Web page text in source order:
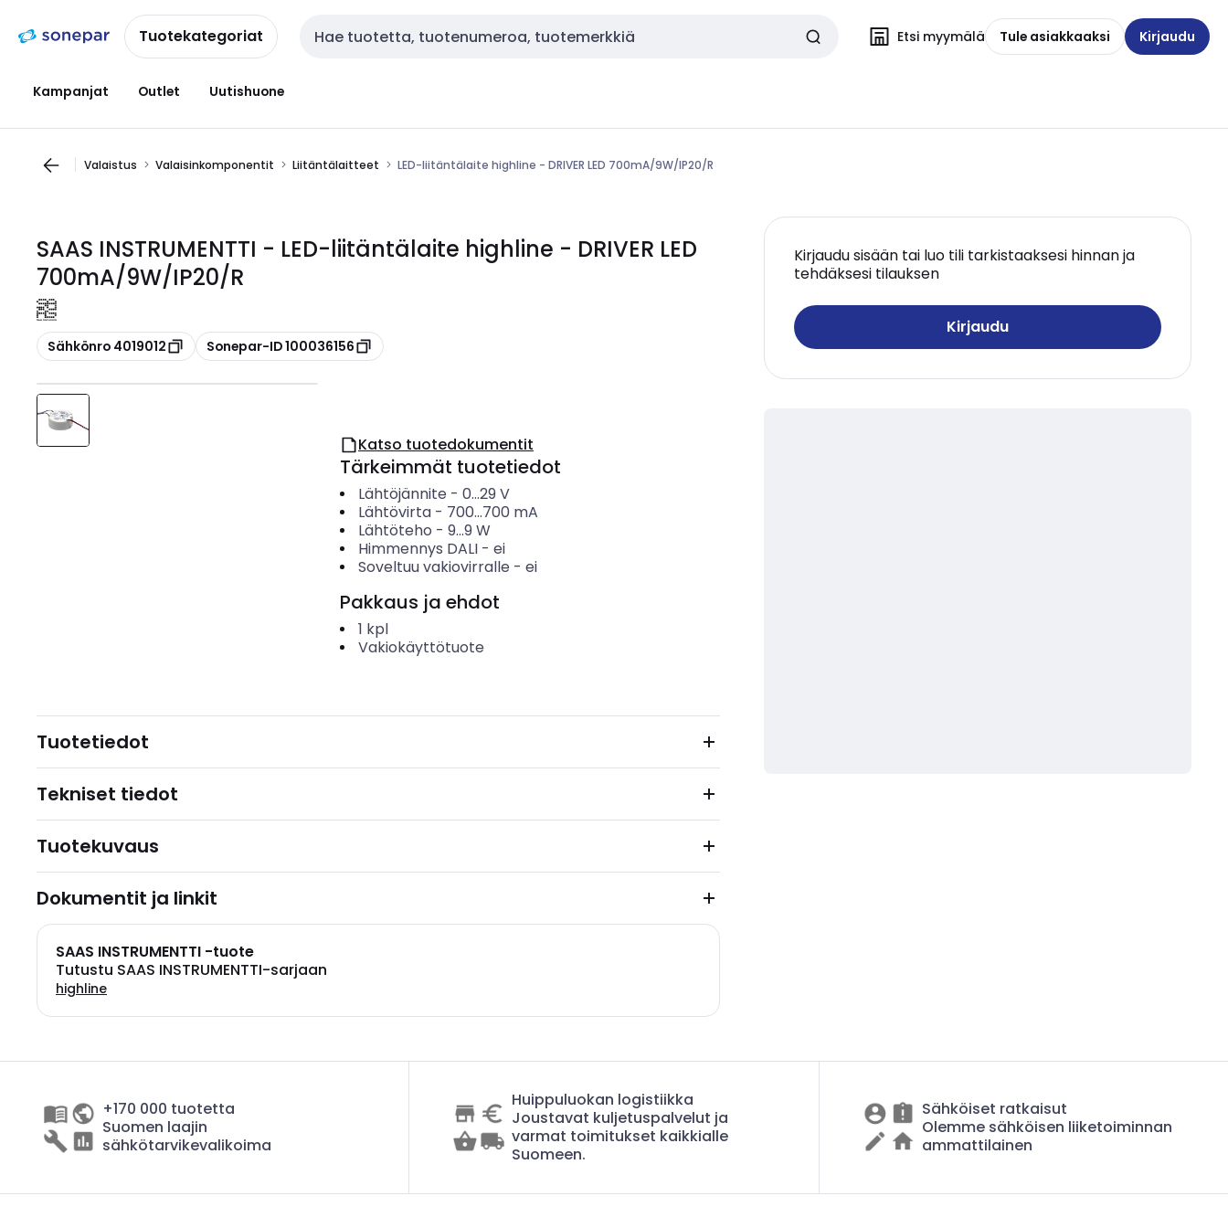
navigointiinsisältöönTuotekategoriat Haku Etsi myymälä Tule asiakkaaksi Kirjaudu
Kampanjat Outlet Uutishuone
Valaistus Valaisinkomponentit Liitäntälaitteet LED-liitäntälaite highline - DRIVER LED 700mA/9W/IP20/R
SAAS INSTRUMENTTI - LED-liitäntälaite highline - DRIVER LED
700mA/9W/IP20/R
Kopioi
Sähkönro 4019012 Kopioi
Sonepar-ID 100036156
Kirjaudu sisään tai luo tili tarkistaaksesi hinnan ja
tehdäksesi tilauksen
Kirjaudu
Katso tuotedokumentit
Tärkeimmät tuotetiedot
Lähtöjännite - 0...29 V
Lähtövirta- 700...700 mA
Lähtöteho - 9...9 W
Himmennys DALI- ei
Soveltuu vakiovirralle - ei
Pakkaus ja ehdot
1 kpl
Vakiokäyttötuote
Tuotetiedot
Tekniset tiedot
Tuotekuvaus
Dokumentit ja linkit
SAAS INSTRUMENTTI -tuote
Tutustu SAAS INSTRUMENTTI-sarjaan
highline
+170 000 tuotetta
Suomen laajin
sähkötarvikevalikoima
Huippuluokan logistiikka
Joustavat kuljetuspalvelut ja
varmat toimitukset kaikkialle
Suomeen.
Sähköiset ratkaisut
Olemme sähköisen liiketoiminnan
ammattilainen